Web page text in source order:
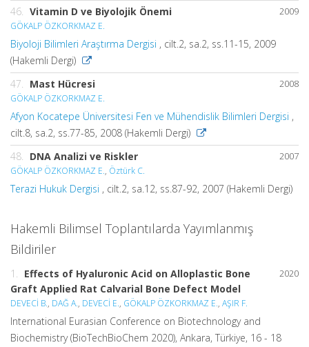
2009
46. Vitamin D ve Biyolojik Önemi
GÖKALP ÖZKORKMAZ E.
Biyoloji Bilimleri Araştırma Dergisi , cilt.2, sa.2, ss.11-15, 2009
(Hakemli Dergi)
2008
47. Mast Hücresi
GÖKALP ÖZKORKMAZ E.
Afyon Kocatepe Üniversitesi Fen ve Mühendislik Bilimleri Dergisi ,
cilt.8, sa.2, ss.77-85, 2008 (Hakemli Dergi)
2007
48. DNA Analizi ve Riskler
GÖKALP ÖZKORKMAZ E., Öztürk C.
Terazi Hukuk Dergisi , cilt.2, sa.12, ss.87-92, 2007 (Hakemli Dergi)
Hakemli Bilimsel Toplantılarda Yayımlanmış
Bildiriler
2020
1. Effects of Hyaluronic Acid on Alloplastic Bone
Graft Applied Rat Calvarial Bone Defect Model
DEVECİ B., DAĞ A., DEVECİ E., GÖKALP ÖZKORKMAZ E., AŞIR F.
International Eurasian Conference on Biotechnology and
Biochemistry (BioTechBioChem 2020), Ankara, Türkiye, 16 - 18